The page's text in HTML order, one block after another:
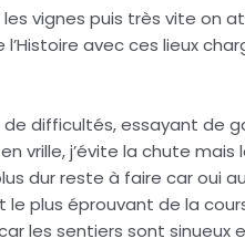
vignes puis très vite on
avec ces lieux
difficultés, essayant de
vrille, j’évite la chute mais
dur reste à faire car oui
plus éprouvant de la
les sentiers sont